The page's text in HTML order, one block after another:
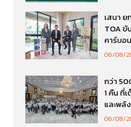
เสนา ย
TOA ขั
คาร์บอ
06/08/
กว่า
1 คืน ที่
และพลั
06/08/